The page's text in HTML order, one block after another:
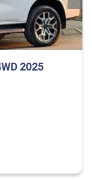
2025